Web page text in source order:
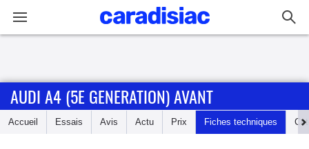
Accueil
AUDI A4 (5E GENERATION) AVANT
Accueil Essais Avis Actu Prix Fiches techniques